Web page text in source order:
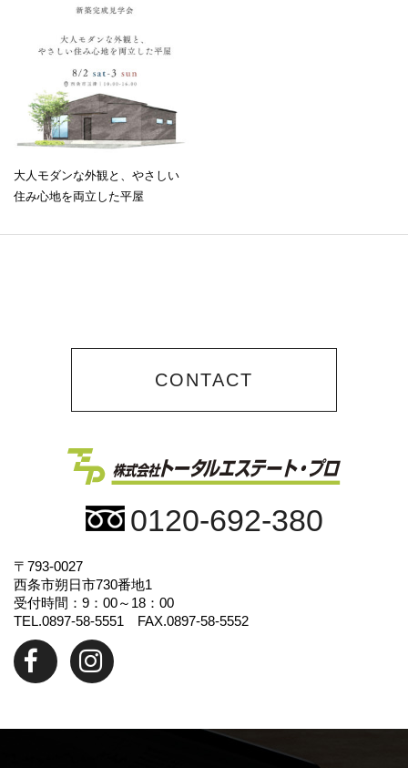
大人モダンな外観と、やさしい
住み心地を両立した平屋
CONTACT
0120-692-380
〒793-0027
西条市朔日市730番地1
受付時間：9：00～18：00
TEL.0897-58-5551 FAX.0897-58-5552